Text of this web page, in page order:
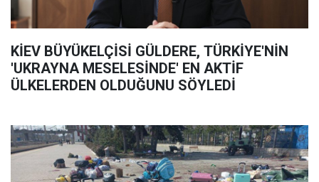
KİEV BÜYÜKELÇİSİ GÜLDERE, TÜRKİYE'NİN
'UKRAYNA MESELESİNDE' EN AKTİF
ÜLKELERDEN OLDUĞUNU SÖYLEDİ